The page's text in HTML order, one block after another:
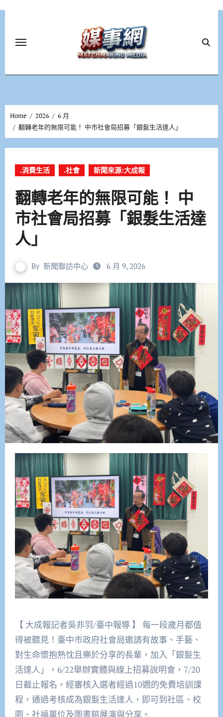
Home 2026
6 月
翻轉老年的無限可能！ 中市社會局招募「銀髮生活達人」
.消費生活 .社會 新聞來源:大成報
翻轉老年的無限可能！ 中
市社會局招募「銀髮生活達
人」
By 新聞聯訪中心 6 月 9, 2026
【 大成報記者吳非羽/臺中報導 】 每一段歲月都值
得被聽見！臺中市政府社會局邀請有故事、手藝、
對生命懷抱熱忱且樂於分享的長輩，加入「銀髮生
活達人」，6/22舉辦實體與線上招募說明會，7/20
日截止報名。經審核入選者經過10週的免費培訓課
程，通過考核成為銀髮生活達人，即可到社區、校
園、社福單位及圖書館展演與分享。